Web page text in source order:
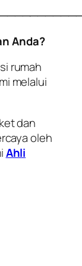
Anda?
rumah
melalui
dan
oleh
Ahli